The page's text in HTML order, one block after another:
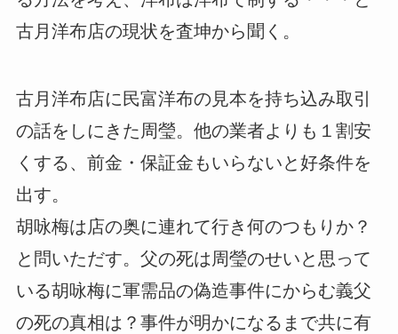
古月洋布店の現状を査坤から聞く。
古月洋布店に民富洋布の見本を持ち込み取引
の話をしにきた周瑩。他の業者よりも１割安
くする、前金・保証金もいらないと好条件を
出す。
胡咏梅は店の奥に連れて行き何のつもりか？
と問いただす。父の死は周瑩のせいと思って
いる胡咏梅に軍需品の偽造事件にからむ義父
の死の真相は？事件が明かになるまで共に有